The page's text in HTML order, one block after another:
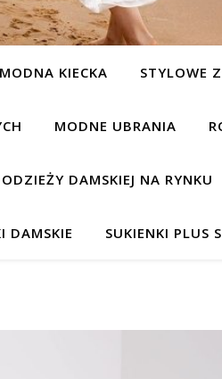
MODNA KIECKA STYLOWE
MODNE UBRANIA
DAMSKIEJ NA RYNKU
DAMSKIE SUKIENKI PLUS